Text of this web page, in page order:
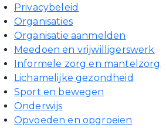
Privacybeleid
Organisaties
Organisatie aanmelden
Meedoen en vrijwilligerswerk
Informele zorg en mantelzorg
Lichamelijke gezondheid
Sport en bewegen
Onderwijs
Opvoeden en opgroeien